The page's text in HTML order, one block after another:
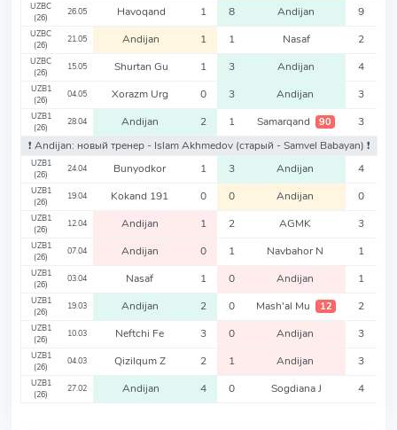
UZBC
(26)
26.05 Havoqand 1 8 Andijan 9
UZBC
(26)
21.05 Andijan 1 1 Nasaf 2
UZBC
(26)
15.05 Shurtan Gu 1 3 Andijan 4
UZB1
(26)
04.05 Xorazm Urg 0 3 Andijan 3
UZB1
(26)
28.04 Andijan 2 1 Samarqand 90
3
❗️ Andijan: новый тренер - Islam Akhmedov (старый - Samvel Babayan) ❗️
UZB1
(26)
24.04 Bunyodkor 1 3 Andijan 4
UZB1
(26)
19.04 Kokand 191 0 0 Andijan 0
UZB1
(26)
12.04 Andijan 1 2 AGMK 3
UZB1
(26)
07.04 Andijan 0 1 Navbahor N 1
UZB1
(26)
03.04 Nasaf 1 0 Andijan 1
UZB1
(26)
19.03 Andijan 2 0 Mash'al Mu 12 2
UZB1
(26)
10.03 Neftchi Fe 3 0 Andijan 3
UZB1
(26)
04.03 Qizilqum Z 2 1 Andijan 3
UZB1
(26)
27.02 Andijan 4 0 Sogdiana J 4